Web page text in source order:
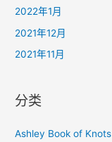
2022年1月
2021年12月
2021年11月
分类
Ashley Book of Knots